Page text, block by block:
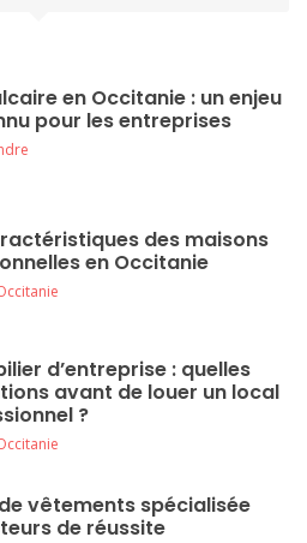
en Occitanie : un enjeu
pour les entreprises
des maisons
en Occitanie
d’entreprise : quelles
avant de louer un local
?
vêtements spécialisée
de réussite